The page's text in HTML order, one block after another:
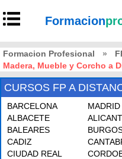
Formacion
Formacion Profesional »
Madera, Mueble y Corcho a
CURSOS FP A
BARCELONA MADRID
ALBACETE
BALEARES
CADIZ
CIUDAD REAL